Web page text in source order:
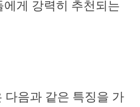
게 강력히 추천되는
다음과 같은 특징을 가